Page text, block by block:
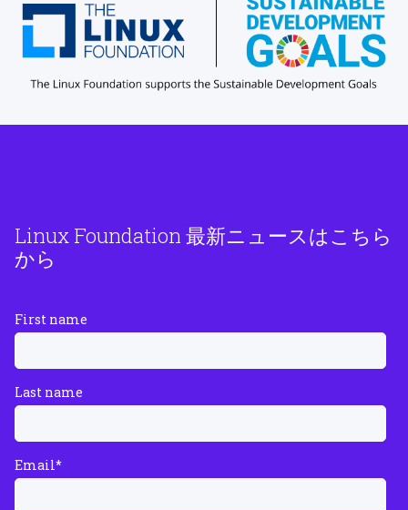
Linux Foundation 最新ニュースはこちら
から
First name
Last name
Email*